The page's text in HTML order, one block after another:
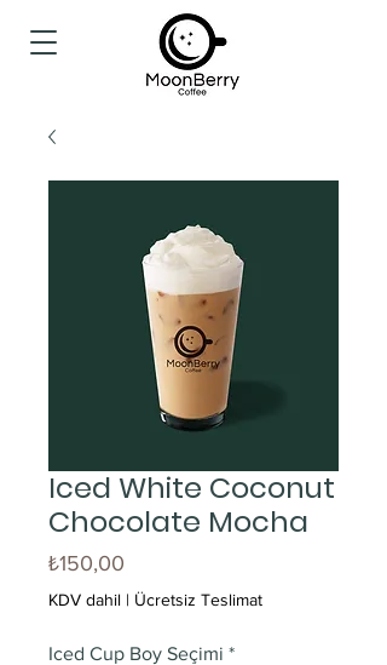
Iced White Coconut
Chocolate Mocha
₺150,00
KDV dahil | Ücretsiz Teslimat
Iced Cup Boy Seçimi *